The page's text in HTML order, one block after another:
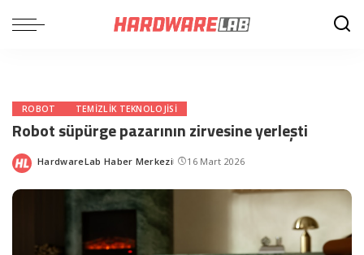
ROBOT TEMIZLIK TEKNOLOJISI
Robot süpürge pazarının zirvesine yerleşti
Posted
HardwareLab Haber Merkezi 16 Mart 2026